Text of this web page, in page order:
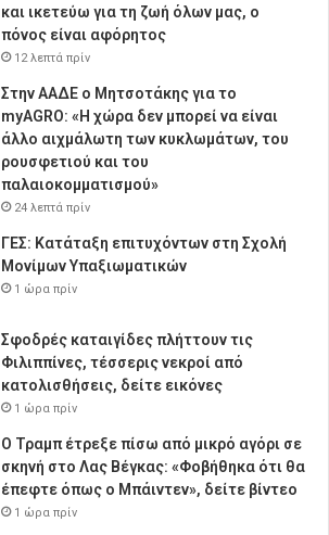
και ικετεύω για τη ζωή όλων μας, ο
πόνος είναι αφόρητος
12 λεπτά πρίν
Στην ΑΑΔΕ ο Μητσοτάκης για το
myAGRO: «Η χώρα δεν μπορεί να είναι
άλλο αιχμάλωτη των κυκλωμάτων, του
ρουσφετιού και του
παλαιοκομματισμού»
24 λεπτά πρίν
ΓΕΣ: Κατάταξη επιτυχόντων στη Σχολή
Μονίμων Υπαξιωματικών
1 ώρα πρίν
Σφοδρές καταιγίδες πλήττουν τις
Φιλιππίνες, τέσσερις νεκροί από
κατολισθήσεις, δείτε εικόνες
1 ώρα πρίν
Ο Τραμπ έτρεξε πίσω από μικρό αγόρι σε
σκηνή στο Λας Βέγκας: «Φοβήθηκα ότι θα
έπεφτε όπως ο Μπάιντεν», δείτε βίντεο
1 ώρα πρίν